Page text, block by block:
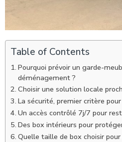
Table of Contents
Pourquoi prévoir un garde-
déménagement ?
Choisir une solution locale
La sécurité, premier critère
Un accès contrôlé 7j/7 pour
Des box intérieurs pour
Quelle taille de box choisir